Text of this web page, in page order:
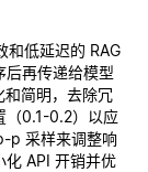
和低延迟的 RAG
后再传递给模型
简明，去除冗
（0.1-0.2）以应
p 采样来调整响
化 API 开销并优